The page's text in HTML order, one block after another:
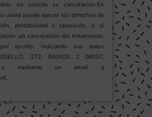
no solicite su cancelación.En
usted puede ejercer los derechos de
portabilidad y oposición, o si
y/o cancelación del tratamiento,
por escrito, indicando sus datos
272, BAIXOS 2 08037,
o mediante un email a